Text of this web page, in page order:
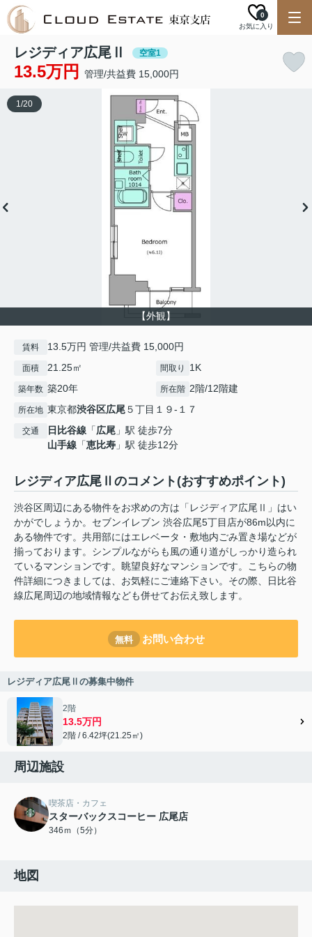
お気に入り
0
レジディア広尾Ⅱ 空室1
13.5万円 管理/共益費 15,000円
【外観】
1/20
賃料 13.5万円 管理/共益費 15,000円
面積 21.25㎡ 間取り 1K
築年数 築20年 所在階 2階/12階建
所在地 東京都渋谷区広尾５丁目１９-１７
交通 日比谷線 「広尾 」駅 徒歩7分
山手線 「恵比寿 」駅 徒歩12分
レジディア広尾Ⅱのコメント(おすすめポイント)
渋谷区周辺にある物件をお求めの方は「レジディア広尾Ⅱ」はい
かがでしょうか。セブンイレブン 渋谷広尾5丁目店が86m以内に
ある物件です。共用部にはエレベータ・敷地内ごみ置き場などが
揃っております。シンプルながらも風の通り道がしっかり造られ
ているマンションです。眺望良好なマンションです。こちらの物
件詳細につきましては、お気軽にご連絡下さい。その際、日比谷
線広尾周辺の地域情報なども併せてお伝え致します。
無料 お問い合わせ
レジディア広尾Ⅱの募集中物件
2階
13.5万円
2階 / 6.42坪(21.25㎡)
周辺施設
喫茶店・カフェ
スターバックスコーヒー 広尾店
346ｍ（5分）
地図